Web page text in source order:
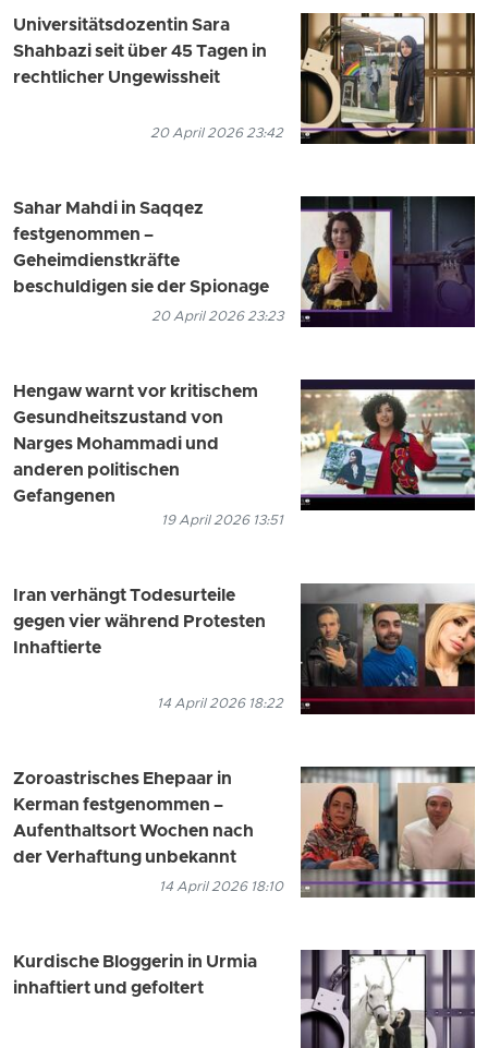
Universitätsdozentin Sara
Shahbazi seit über 45 Tagen in
rechtlicher Ungewissheit
20 April 2026 23:42
Sahar Mahdi in Saqqez
festgenommen –
Geheimdienstkräfte
beschuldigen sie der Spionage
20 April 2026 23:23
Hengaw warnt vor kritischem
Gesundheitszustand von
Narges Mohammadi und
anderen politischen
Gefangenen
19 April 2026 13:51
Iran verhängt Todesurteile
gegen vier während Protesten
Inhaftierte
14 April 2026 18:22
Zoroastrisches Ehepaar in
Kerman festgenommen –
Aufenthaltsort Wochen nach
der Verhaftung unbekannt
14 April 2026 18:10
Kurdische Bloggerin in Urmia
inhaftiert und gefoltert